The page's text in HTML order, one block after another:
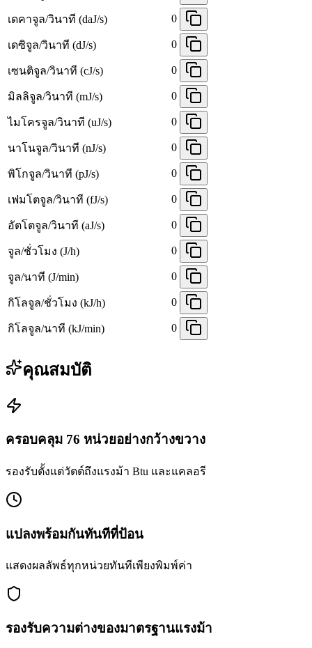
เดคาจูล/วินาที (daJ/s) 0
เดซิจูล/วินาที (dJ/s) 0
เซนติจูล/วินาที (cJ/s) 0
มิลลิจูล/วินาที (mJ/s) 0
ไมโครจูล/วินาที (uJ/s) 0
นาโนจูล/วินาที (nJ/s) 0
พิโกจูล/วินาที (pJ/s) 0
เฟมโตจูล/วินาที (fJ/s) 0
อัตโตจูล/วินาที (aJ/s) 0
จูล/ชั่วโมง (J/h) 0
จูล/นาที (J/min) 0
กิโลจูล/ชั่วโมง (kJ/h) 0
กิโลจูล/นาที (kJ/min) 0
คุณสมบัติ
ครอบคลุม 76 หน่วยอย่างกว้างขวาง
รองรับตั้งแต่วัตต์ถึงแรงม้า Btu และแคลอรี
แปลงพร้อมกันทันทีที่ป้อน
แสดงผลลัพธ์ทุกหน่วยทันทีเพียงพิมพ์ค่า
รองรับความต่างของมาตรฐานแรงม้า